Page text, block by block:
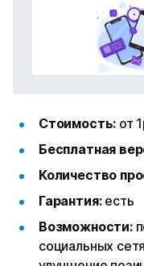
Стоимость: от
Бесплатная
Количество
Гарантия: есть
Возможности:
социальных